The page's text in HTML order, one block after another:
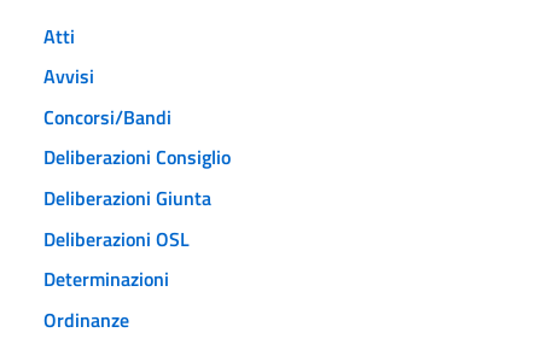
Atti
Avvisi
Concorsi/Bandi
Deliberazioni Consiglio
Deliberazioni Giunta
Deliberazioni OSL
Determinazioni
Ordinanze